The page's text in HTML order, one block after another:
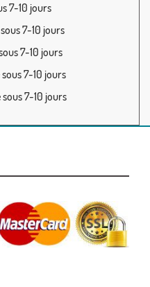
7-10 jours
7-10 jours
7-10 jours
7-10 jours
7-10 jours